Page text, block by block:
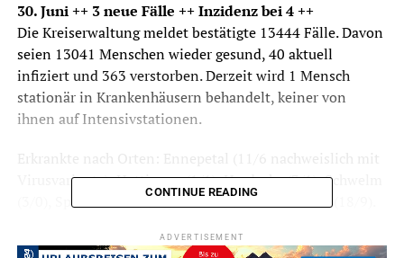
30. Juni ++ 3 neue Fälle ++ Inzidenz bei 4 ++
Die Kreiserwaltung meldet bestätigte 13444 Fälle. Davon
seien 13041 Menschen wieder gesund, 40 aktuell
infiziert und 363 verstorben. Derzeit wird 1 Mensch
stationär in Krankenhäusern behandelt, keiner von
ihnen auf Intensivstationen.
Virusvariante), Hattingen (1/1), Herdecke (3/1), Schwelm
(3/0), Sprockhövel (3/0), Wetter (1/0) und Witten (18/9).
nachweislich an einer Corona-Infektion erkrankt.
CONTINUE READING
ADVERTISEMENT